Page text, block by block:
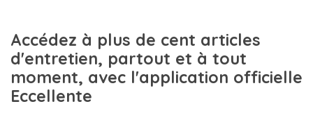
Accédez à plus de cent articles
d'entretien, partout et à tout
moment, avec l'application officielle
Eccellente